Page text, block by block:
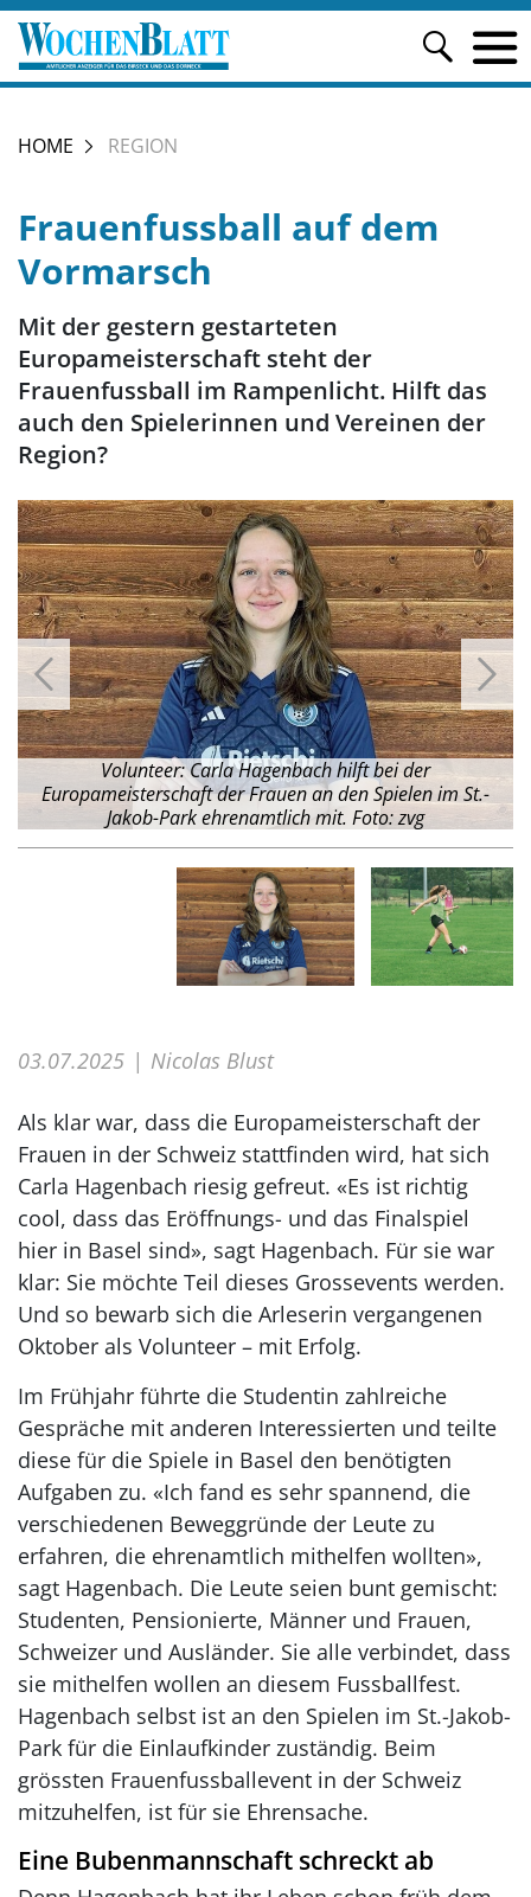
HOME REGION
Frauenfussball auf dem
Vormarsch
Mit der gestern gestarteten
Europameisterschaft steht der
Frauenfussball im Rampenlicht. Hilft das
auch den Spielerinnen und Vereinen der
Region?
Volunteer: Carla Hagenbach hilft bei der
Europameisterschaft der Frauen an den Spielen im St.-
Jakob-Park ehrenamtlich mit. Foto: zvg
03.07.2025 Nicolas Blust
Als klar war, dass die Europameisterschaft der
Frauen in der Schweiz stattfinden wird, hat sich
Carla Hagenbach riesig gefreut. «Es ist richtig
cool, dass das Eröffnungs- und das Finalspiel
hier in Basel sind», sagt Hagenbach. Für sie war
klar: Sie möchte Teil dieses Gross­events werden.
Und so bewarb sich die Arleserin vergangenen
Oktober als ­Volunteer – mit Erfolg.
Im Frühjahr führte die Studentin zahlreiche
Gespräche mit anderen Interessierten und teilte
diese für die Spiele in Basel den benötigten
Aufgaben zu. «Ich fand es sehr spannend, die
verschiedenen Beweggründe der Leute zu
erfahren, die ehrenamtlich mithelfen wollten»,
sagt Hagenbach. Die Leute seien bunt gemischt:
Studenten, Pensionierte, Männer und Frauen,
Schweizer und Ausländer. Sie alle verbindet, dass
sie mithelfen wollen an diesem Fussballfest.
Hagenbach selbst ist an den Spielen im St.-Jakob-
Park für die Einlaufkinder zuständig. Beim
grössten Frauenfussballevent in der Schweiz
mitzuhelfen, ist für sie Ehrensache.
Eine Bubenmannschaft schreckt ab